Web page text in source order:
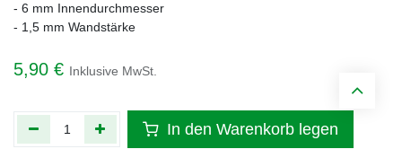
- 6 mm Innendurchmesser
- 1,5 mm Wandstärke
5,90 € Inklusive MwSt.
In den Warenkorb legen